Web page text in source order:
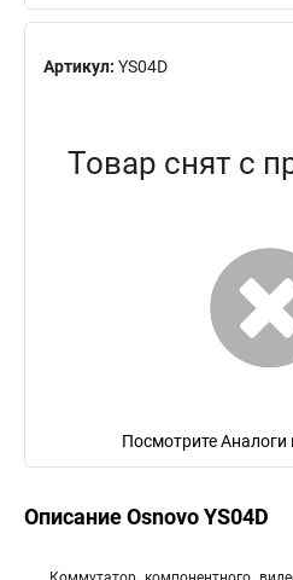
Артикул: YS04D
Товар снят с
Посмотрите Аналоги
Описание Osnovo YS04D